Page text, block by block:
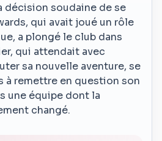
décision soudaine de se
qui avait joué un rôle
a plongé le club dans
qui attendait avec
sa nouvelle aventure, se
à remettre en question son
une équipe dont la
changé.